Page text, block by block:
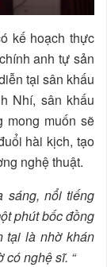
kế hoạch thực
anh tự sản
tại sân khấu
Nhí, sân khấu
mong muốn sẽ
hài kịch, tạo
nghệ thuật.
sáng, nổi tiếng
phút bốc đồng
tại là nhờ khán
nghệ sĩ. “